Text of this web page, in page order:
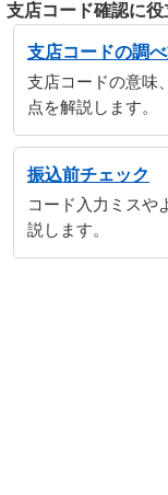
支店コード確認に役
支店コードの調
支店コードの意味
点を解説します。
振込前チェック
コード入力ミスや
説します。